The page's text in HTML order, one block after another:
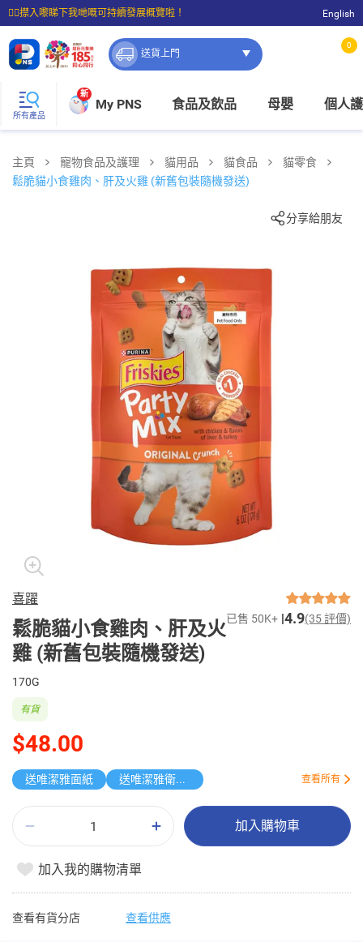
☝🏼㩒入嚟睇下我哋嘅可持續發展概覽啦！
⭐購物滿$399即享免費送貨；滿$100即可免費店取。
English
送貨上門
0
所有產品
新
My PNS 食品及飲品 母嬰 個人
主頁 寵物食品及護理 貓用品 貓食品
貓零食
鬆脆貓小食雞肉、肝及火雞 (新舊包裝隨機發送)
分享給朋友
喜躍
鬆脆貓小食雞肉、肝及火
雞 (新舊包裝隨機發送)
已售 50K+ 4.9(35 評價)
170G
$48.00
有貨
送唯潔雅面紙 送唯潔雅衛生紙原箱 查看所有
加入購物車
加入我的購物清單
查看有貨分店 查看供應